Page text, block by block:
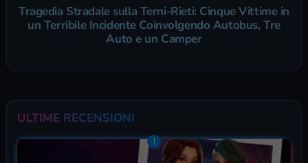
Tragedia Stradale sulla Terni-Rieti: Cinque Vittime in
un Terribile Incidente Coinvolgendo Autobus, Tre
Auto e un Camper
ULTIME RECENSIONI